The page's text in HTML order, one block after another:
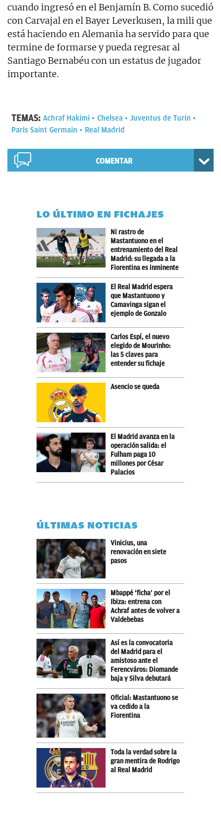
cuando ingresó en el Benjamín B. Como sucedió
con Carvajal en el Bayer Leverkusen, la mili que
está haciendo en Alemania ha servido para que
termine de formarse y pueda regresar al
Santiago Bernabéu con un estatus de jugador
importante.
TEMAS: Achraf Hakimi Chelsea
Juventus de Turín
Paris Saint Germain
Real Madrid
COMENTAR
LO ÚLTIMO EN FICHAJES
Ni rastro de
Mastantuono en el
entrenamiento del Real
Madrid: su llegada a la
Fiorentina es inminente
El Real Madrid espera
que Mastantuono y
Camavinga sigan el
ejemplo de Gonzalo
Carlos Espí, el nuevo
elegido de Mourinho:
las 5 claves para
entender su fichaje
Asencio se queda
El Madrid avanza en la
operación salida: el
Fulham paga 10
millones por César
Palacios
ÚLTIMAS NOTICIAS
Vinicius, una
renovación en siete
pasos
Mbappé ‘ficha’ por el
Ibiza: entrena con
Achraf antes de volver a
Valdebebas
Así es la convocatoria
del Madrid para el
amistoso ante el
Ferencváros: Diomande
baja y Silva debutará
Oficial: Mastantuono se
va cedido a la
Fiorentina
Toda la verdad sobre la
gran mentira de Rodrigo
al Real Madrid